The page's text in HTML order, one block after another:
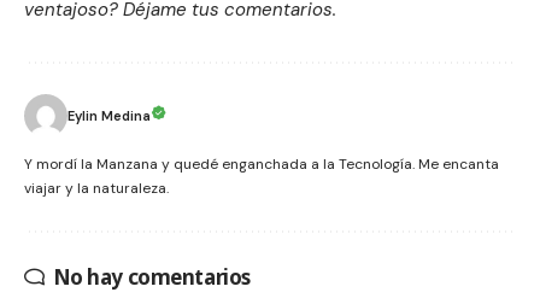
ventajoso? Déjame tus comentarios.
Eylin Medina
Y mordí la Manzana y quedé enganchada a la Tecnología. Me encanta
viajar y la naturaleza.
No hay comentarios